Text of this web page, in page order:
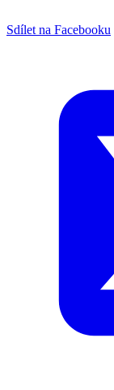
Sdílet na Facebooku